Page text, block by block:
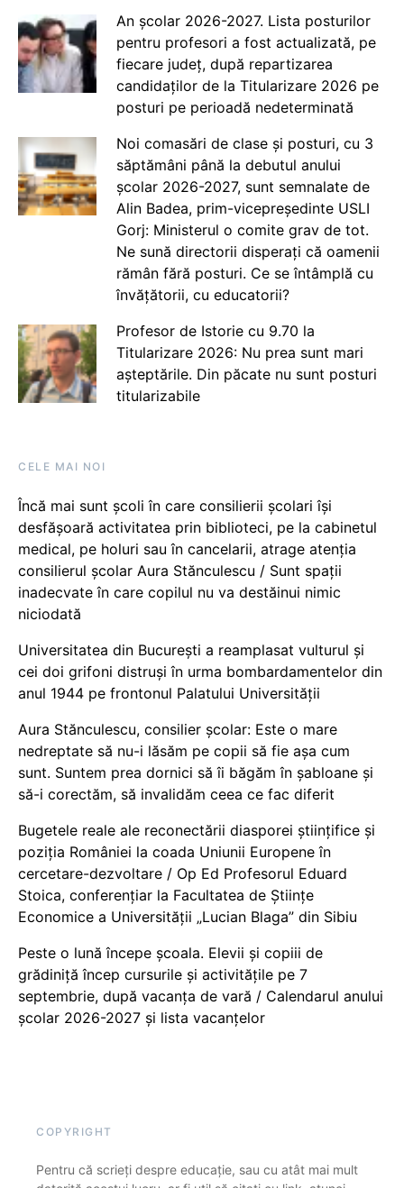
An școlar 2026-2027. Lista posturilor
pentru profesori a fost actualizată, pe
fiecare județ, după repartizarea
candidaților de la Titularizare 2026 pe
posturi pe perioadă nedeterminată
Noi comasări de clase și posturi, cu 3
săptămâni până la debutul anului
școlar 2026-2027, sunt semnalate de
Alin Badea, prim-vicepreședinte USLI
Gorj: Ministerul o comite grav de tot.
Ne sună directorii disperați că oamenii
rămân fără posturi. Ce se întâmplă cu
învățătorii, cu educatorii?
Profesor de Istorie cu 9.70 la
Titularizare 2026: Nu prea sunt mari
așteptările. Din păcate nu sunt posturi
titularizabile
CELE MAI NOI
Încă mai sunt școli în care consilierii școlari își
desfășoară activitatea prin biblioteci, pe la cabinetul
medical, pe holuri sau în cancelarii, atrage atenția
consilierul școlar Aura Stănculescu / Sunt spații
inadecvate în care copilul nu va destăinui nimic
niciodată
Universitatea din București a reamplasat vulturul și
cei doi grifoni distruși în urma bombardamentelor din
anul 1944 pe frontonul Palatului Universității
Aura Stănculescu, consilier școlar: Este o mare
nedreptate să nu-i lăsăm pe copii să fie așa cum
sunt. Suntem prea dornici să îi băgăm în șabloane și
să-i corectăm, să invalidăm ceea ce fac diferit
Bugetele reale ale reconectării diasporei științifice și
poziția României la coada Uniunii Europene în
cercetare-dezvoltare / Op Ed Profesorul Eduard
Stoica, conferențiar la Facultatea de Științe
Economice a Universității „Lucian Blaga” din Sibiu
Peste o lună începe școala. Elevii și copiii de
grădiniță încep cursurile și activitățile pe 7
septembrie, după vacanța de vară / Calendarul anului
școlar 2026-2027 și lista vacanțelor
COPYRIGHT
Pentru că scrieți despre educație, sau cu atât mai mult